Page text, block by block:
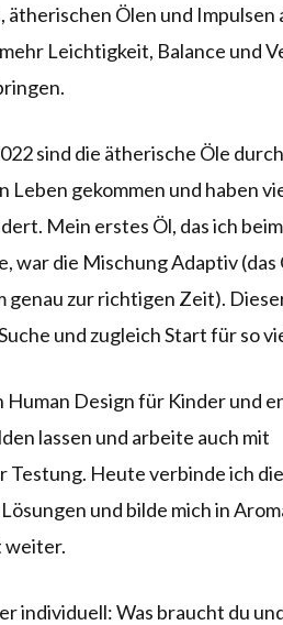
ätherischen Ölen und Impulsen
Leichtigkeit, Balance und
sind die ätherische Öle
Leben gekommen und haben
Mein erstes Öl, das ich
war die Mischung Adaptiv (das
genau zur richtigen Zeit).
und zugleich Start für so
Human Design für Kinder und
lassen und arbeite auch mit
Testung. Heute verbinde ich
und bilde mich in
weiter.
individuell: Was braucht du